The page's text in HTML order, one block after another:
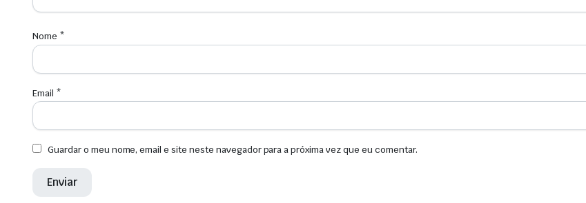
Nome *
Email *
Guardar o meu nome, email e site neste navegador para a próxima vez que eu comentar.